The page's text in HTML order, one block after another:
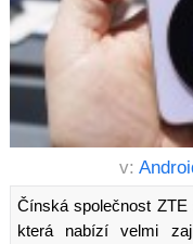
v:
Čínská společnost
která nabízí velmi